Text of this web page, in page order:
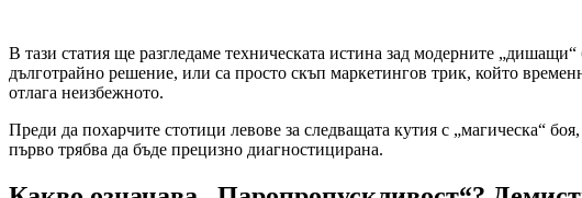
В тази статия ще разгледаме техническата истина зад модерните
дълготрайно решение, или са просто скъп маркетингов трик, който
отлага неизбежното.
Преди да похарчите стотици левове за следващата кутия с „магическа“
първо трябва да бъде прецизно диагностицирана.